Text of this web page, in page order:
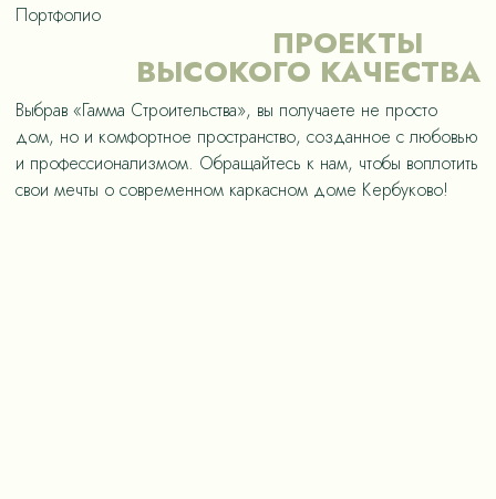
Портфолио
ПРОЕКТЫ
ВЫСОКОГО КАЧЕСТВА
Выбрав «Гамма Строительства», вы получаете не просто
дом, но и комфортное пространство, созданное с любовью
и профессионализмом. Обращайтесь к нам, чтобы воплотить
свои мечты о современном каркасном доме Кербуково!